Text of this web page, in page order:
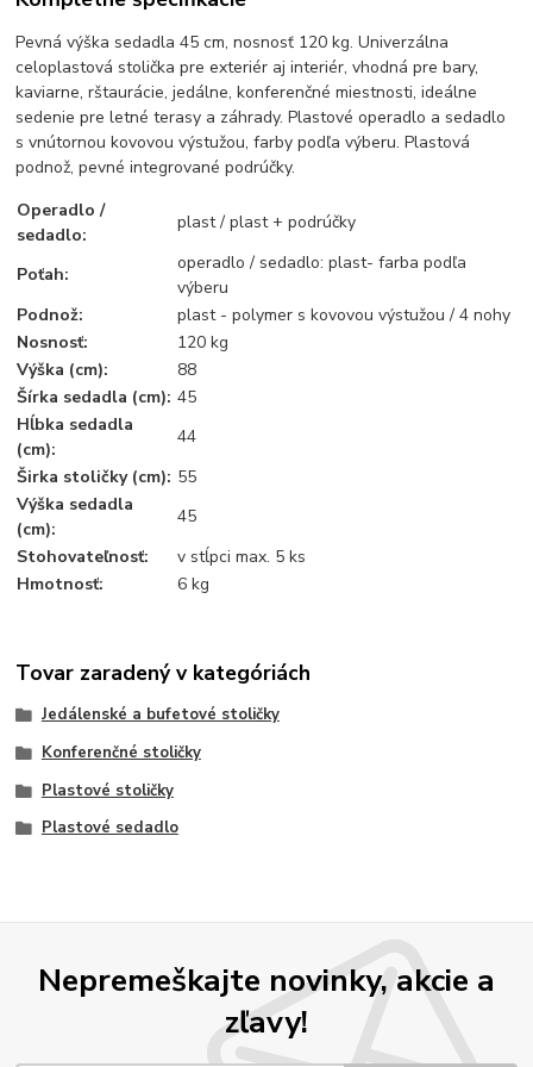
Pevná výška sedadla 45 cm, nosnosť 120 kg.Univerzálna
celoplastová stolička pre exteriér aj interiér, vhodná pre bary,
kaviarne, rštaurácie, jedálne, konferenčné miestnosti, ideálne
sedenie pre letné terasy a záhrady. Plastové operadlo a sedadlo
s vnútornou kovovou výstužou, farby podľa výberu. Plastová
podnož, pevné integrované podrúčky.
Operadlo /
sedadlo:
plast / plast + podrúčky
Poťah:
operadlo / sedadlo: plast- farba podľa
výberu
Podnož:
plast - polymer s kovovou výstužou / 4 nohy
Nosnosť:
120 kg
Výška (cm):
88
Šírka sedadla (cm): 45
Hĺbka sedadla
(cm):
44
Širka stoličky (cm): 55
Výška sedadla
(cm):
45
Stohovateľnosť:
v stĺpci max. 5 ks
Hmotnosť:
6 kg
Tovar zaradený v kategóriách
Jedálenské a bufetové stoličky
Konferenčné stoličky
Plastové stoličky
Plastové sedadlo
Nepremeškajte novinky, akcie a
zľavy!